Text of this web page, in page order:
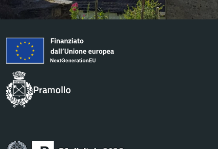
Pramollo